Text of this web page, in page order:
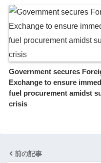
Government secures
Exchange to ensure
fuel procurement amidst
crisis
前の記事